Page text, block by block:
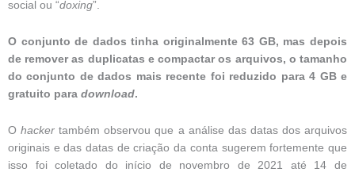
social ou “doxing”.
O conjunto de dados tinha originalmente 63 GB, mas depois
de remover as duplicatas e compactar os arquivos, o tamanho
do conjunto de dados mais recente foi reduzido para 4 GB e
gratuito para download.
Ohacker também observou que a análise das datas dos arquivos
originais e das datas de criação da conta sugerem fortemente que
isso foi coletado do início de novembro de 2021 até 14 de